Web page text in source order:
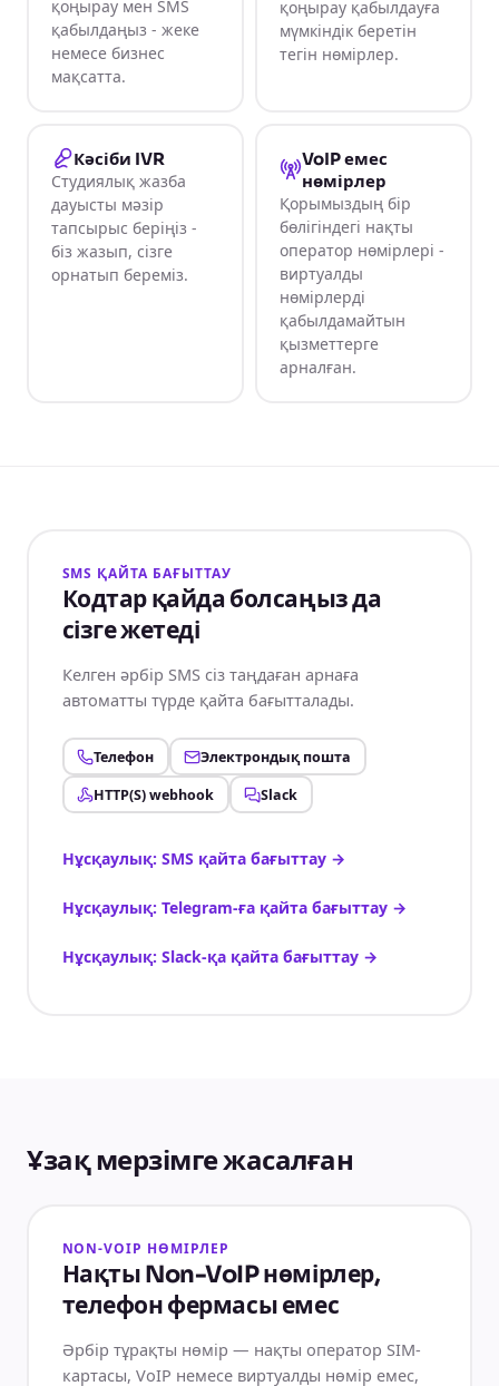
қоңырау мен SMS
қабылдаңыз - жеке
немесе бизнес
мақсатта.
қоңырау қабылдауға
мүмкіндік беретін
тегін нөмірлер.
Кәсіби IVR
Студиялық жазба
дауысты мәзір
тапсырыс беріңіз -
біз жазып, сізге
орнатып береміз.
VoIP емес
нөмірлер
Қорымыздың бір
бөлігіндегі нақты
оператор нөмірлері -
виртуалды
нөмірлерді
қабылдамайтын
қызметтерге
арналған.
SMS ҚАЙТА БАҒЫТТАУ
Кодтар қайда болсаңыз да
сізге жетеді
Келген әрбір SMS сіз таңдаған арнаға
автоматты түрде қайта бағытталады.
Телефон
Электрондық пошта
HTTP(S) webhook
Slack
Нұсқаулық: SMS қайта бағыттау→
Нұсқаулық: Telegram-ға қайта бағыттау→
Нұсқаулық: Slack-қа қайта бағыттау→
Ұзақ мерзімге жасалған
NON-VOIP НӨМІРЛЕР
Нақты Non-VoIP нөмірлер,
телефон фермасы емес
Әрбір тұрақты нөмір — нақты оператор SIM-
картасы, VoIP немесе виртуалды нөмір емес,